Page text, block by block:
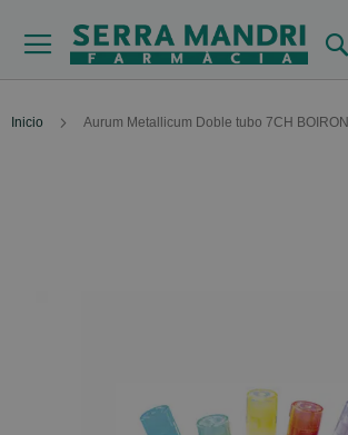
Inicio Aurum Metallicum Doble tubo 7CH BOIRON